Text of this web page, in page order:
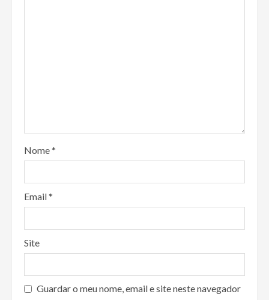
Nome*
Email*
Site
Guardar o meu nome, email e site neste navegador